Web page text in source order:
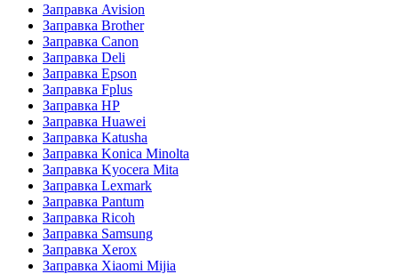
Заправка Avision
Заправка Brother
Заправка Canon
Заправка Deli
Заправка Epson
Заправка Fplus
Заправка HP
Заправка Huawei
Заправка Katusha
Заправка Konica Minolta
Заправка Kyocera Mita
Заправка Lexmark
Заправка Pantum
Заправка Ricoh
Заправка Samsung
Заправка Xerox
Заправка Xiaomi Mijia